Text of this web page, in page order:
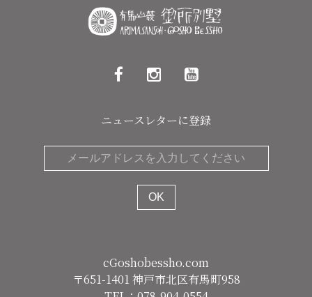
ニュースレターに登録
cGoshobessho.com
〒651-1401 神戸市北区有馬町958